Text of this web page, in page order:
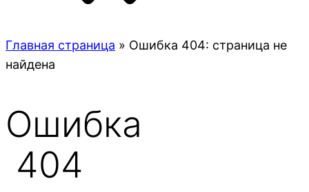
Главная страница » Ошибка 404: страница не
найдена
Ошибка
404